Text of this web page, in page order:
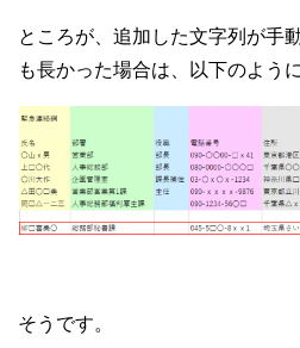
ところが、追加した文字列が手
も長かった場合は、以下のよう
そうです。